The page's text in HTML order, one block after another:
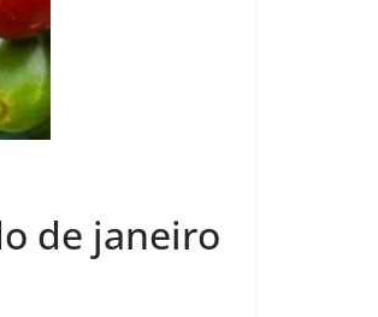
de janeiro